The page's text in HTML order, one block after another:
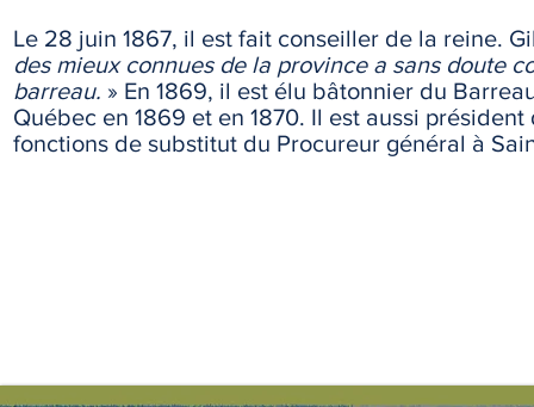
Le 28 juin 1867, il est fait conseiller de la reine.
des mieux connues de la province a sans doute
barreau. » En 1869, il est élu bâtonnier du
Québec en 1869 et en 1870. Il est aussi
fonctions de substitut du Procureur général à